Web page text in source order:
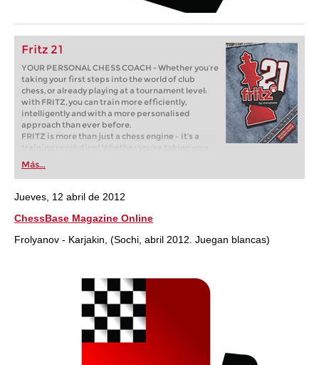
Fritz 21
YOUR PERSONAL CHESS COACH - Whether you’re
taking your first steps into the world of club
chess, or already playing at a tournament level:
with FRITZ, you can train more efficiently,
intelligently and with a more personalised
approach than ever before.
FRITZ is more than just a chess engine – it’s a
training revolution! Whether you’re taking your
first steps into the world of club chess, or already
playing at a tournament level: with FRITZ, you can
train more efficiently, intelligently and with a
more personalised approach than ever before.
Más...
Jueves, 12 abril de 2012
ChessBase Magazine Online
Frolyanov - Karjakin, (Sochi, abril 2012. Juegan blancas)